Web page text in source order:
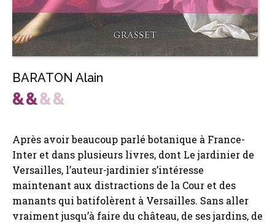
BARATON Alain
Après avoir beaucoup parlé botanique à France-
Inter et dans plusieurs livres, dont Le jardinier de
Versailles, l’auteur-jardinier s’intéresse
maintenant aux distractions de la Cour et des
manants qui batifolèrent à Versailles. Sans aller
vraiment jusqu’à faire du château, de ses jardins, de